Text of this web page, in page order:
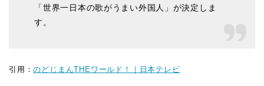
「世界一日本の歌がうまい外国人」が決定しま
す。
引用：のどじまんTHEワールド！｜日本テレビ